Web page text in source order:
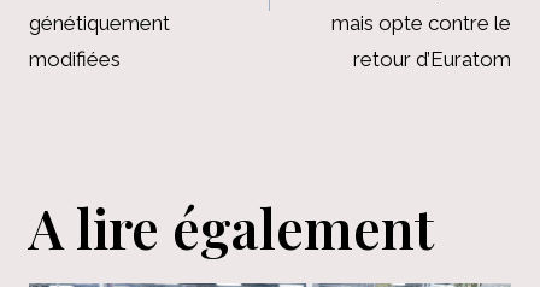
génétiquement
modifiées
mais opte contre le
retour d’Euratom
A lire également